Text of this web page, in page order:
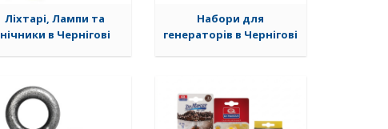
Ліхтарі, Лампи та
нічники в Чернігові
Набори для
генераторiв в Чернігові